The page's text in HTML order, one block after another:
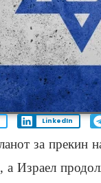
LinkedIn
за прекин
Израел